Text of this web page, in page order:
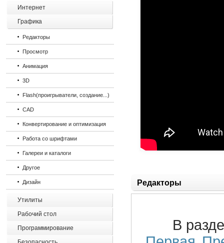
Интернет
Графика
Редакторы
Просмотр
Анимация
3D
Flash(проигрыватели, создание...)
CAD
Конвертирование и оптимизация
Работа со шрифтами
Галереи и каталоги
Другое
Дизайн
Утилиты
Рабочий стол
Программирование
Редакторы
В